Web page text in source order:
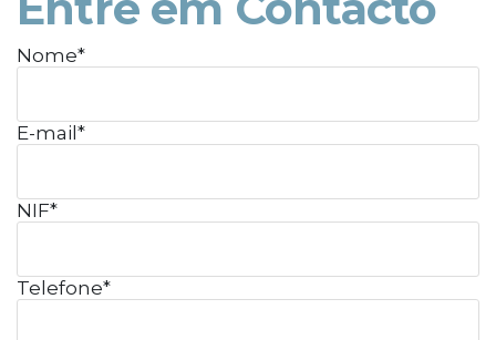
Nome*
E-mail*
NIF*
Telefone*